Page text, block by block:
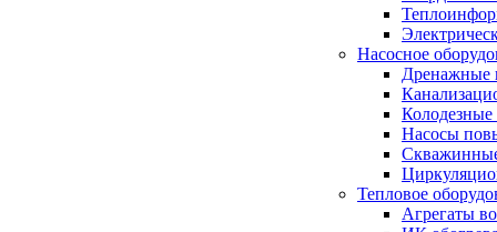
Насосное
Дренажные
Колодезные
Насосы
Тепловое
Агрегаты